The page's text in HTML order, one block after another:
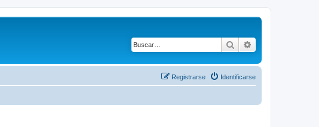
Buscar
Identificarse
Registrarse